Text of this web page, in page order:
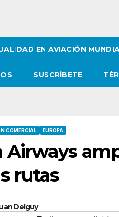
EN AVIACIÓN
SUSCRÍBETE
COMERCIAL EUROPA
Airways
rutas
Delguy